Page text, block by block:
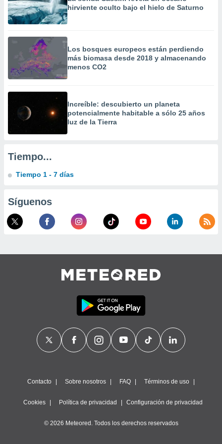
e
mediante
publicidad
publicidad
de
hirviente oculto bajo el hielo de Saturno
Los bosques europeos están perdiendo
más biomasa desde 2018 y almacenando
menos CO2
Increíble: descubierto un planeta
potencialmente habitable a sólo 25 años
luz de la Tierra
Tiempo...
Tiempo 1 - 7 días
Síguenos
Contacto Sobre nosotros FAQ Términos de uso
Cookies Política de privacidad Configuración de privacidad
© 2026 Meteored. Todos los derechos reservados